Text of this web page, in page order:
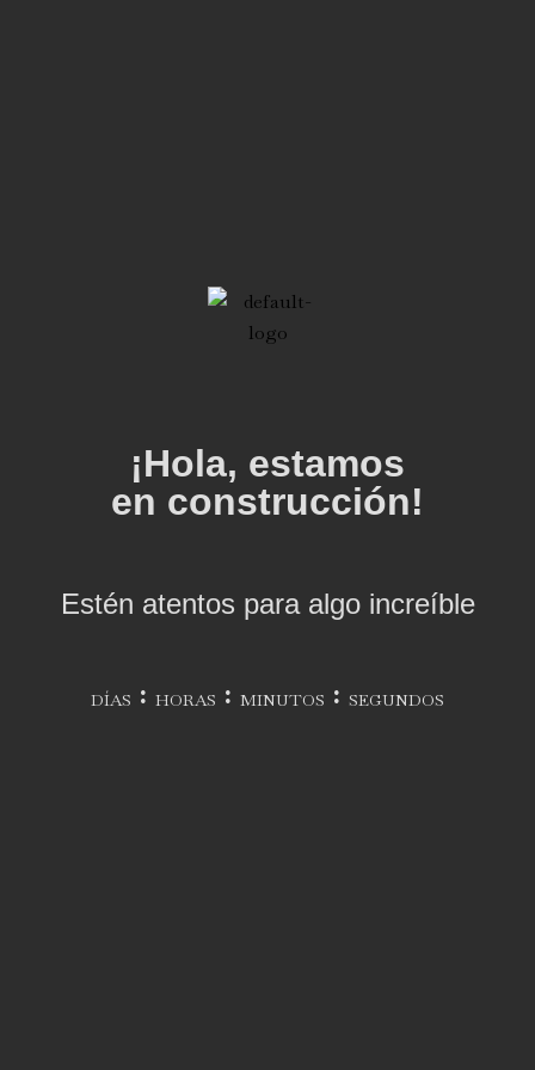
¡Hola, estamos
en construcción!
Estén atentos para algo increíble
DÍAS HORAS MINUTOS SEGUNDOS